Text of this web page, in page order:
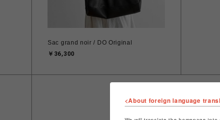
Sac grand noir / DO Original
￥36,300
<About foreign language